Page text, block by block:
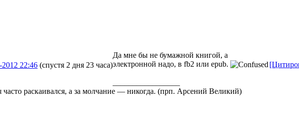
22:46 (спустя 2 дня 23 часа)
Да мне бы не бумажной книгой, а
электронной надо, в fb2 или epub.
часто раскаивался, а за молчание — никогда. (прп. Арсений Великий)